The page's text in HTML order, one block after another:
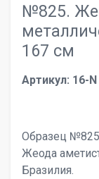
№825.
167 см
Артикул: 16-N
Образец №825.
Жеода
Бразилия.